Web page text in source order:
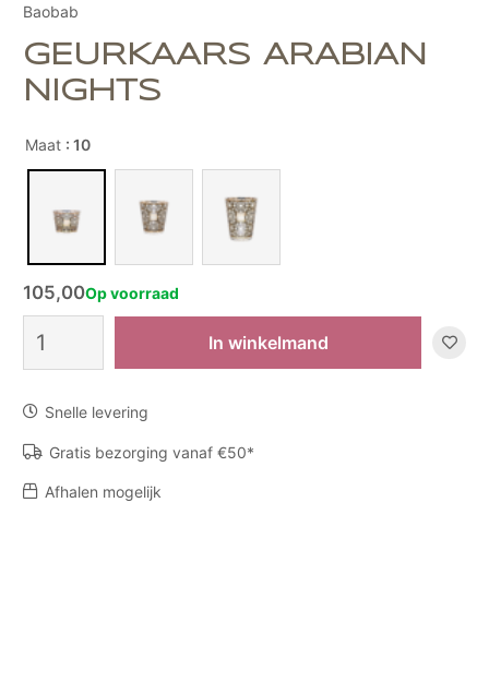
Baobab
GEURKAARS ARABIAN
NIGHTS
Maat : 10
105,00Op voorraad
Arabian
Nights
In winkelmand
Snelle levering
Gratis bezorging vanaf €50*
Afhalen mogelijk